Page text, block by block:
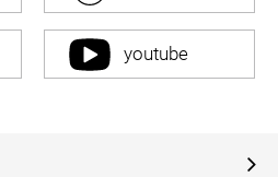
youtube